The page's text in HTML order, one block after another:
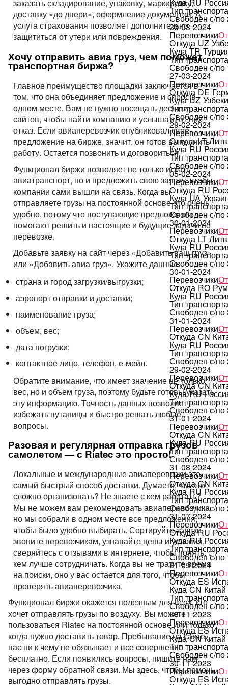
Тип транспорта
Свободен с/по
30-03-2024
Перевозчики
Откуда UZ
Куда TR
Тип транспорта
Свободен с/по
27-03-2024
Перевозчики
Откуда DE
Куда UZ
Тип транспорта
Свободен с/по
29-02-2024
Перевозчики
Откуда LT
Куда RU
Тип транспорта
Свободен с/по
05-02-2024
Перевозчики
Откуда RU
Куда UA
Тип транспорта
Свободен с/по
30-01-2024
Перевозчики
Откуда LT
Куда RU
Тип транспорта
Свободен с/по
30-01-2024
Перевозчики
Откуда RO
Куда RU
Тип транспорта
Свободен с/по
31-01-2024
Перевозчики
Откуда CN
Куда RU
Тип транспорта
Свободен с/по
29-02-2024
Перевозчики
Откуда CN
Куда RU
Тип транспорта
Свободен с/по
31-01-2024
Перевозчики
Откуда CN
Куда RU
Тип транспорта
Свободен с/по
31-08-2024
Перевозчики
Откуда CN
Куда RU
Тип транспорта
Свободен с/по
31-07-2024
Перевозчики
Откуда RU
Куда RU
Тип транспорта
Свободен с/по
31-05-2024
Перевозчики
Откуда ES
Куда CN Китай
Тип транспорта
Свободен с/по
30-11-2023
Перевозчики
Откуда ES
Куда CN Китай
Тип транспорта
Свободен с/по
30-11-2023
Перевозчики
Откуда ES
заказать складирование, упаковку, маркировку,
доставку «до двери», оформление документов. А
услуга страхования позволяет дополнительно
защититься от утери или повреждения.
Хочу отправить авиа груз, чем поможет
транспортная биржа?
Главное преимущество площадки заключается в
том, что она объединяет предложение и спрос в
одном месте. Вам не нужно посещать десятки
сайтов, чтобы найти компанию и услышать от них
отказ. Если авиаперевозчик опубликовал свое
предложение на бирже, значит, он готов выполнить
работу. Остается позвонить и договориться.
Функционал биржи позволяет не только искать
авиатранспорт, но и предложить свою заявку, чтобы
компании сами вышли на связь. Когда вы
отправляете грузы на постоянной основе это очень
удобно, потому что поступающие предложения
помогают решить и настоящие и будущие задачи по
перевозке.
Добавьте заявку на сайт через «Добавить ваш груз»
или «Добавить авиа груз». Укажите данные:
страна и город загрузки/выгрузки;
аэропорт отправки и доставки;
наименование груза;
объем, вес;
дата погрузки;
контактное лицо, телефон, е-мейл.
Обратите внимание, что имеет значение не только
вес, но и объем груза, поэтому будьте готовы указать
эту информацию. Точность данных позволяет
избежать путаницы и быстро решать любые
вопросы.
Разовая и регулярная отправка грузов
самолетом — с Riatec это просто!
Локальные и международные авиаперевозки это
самый быстрый способ доставки. Думаете, что это
сложно организовать? Не знаете с кем работать?
Мы не можем вам рекомендовать авиаперевозчика,
но мы собрали в одном месте все предложения,
чтобы было удобно выбирать. Сортируйте заявки,
звоните перевозчикам, узнавайте цены и условия,
сверяйтесь с отзывами в интернете, чтобы понять, с
кем лучше сотрудничать. Когда вы не тратите время
на поиски, оно у вас остается для того, чтобы
проверять авиаперевозчика.
Функционал биржи окажется полезным для всех, кто
хочет отправлять грузы по воздуху. Вы можете
пользоваться Riatec на постоянной основе или только
когда нужно доставить товар. Пребывание на сайте
вас ни к чему не обязывает и все совершенно
бесплатно. Если появились вопросы, пишите нам
через форму обратной связи. Мы здесь, чтобы помочь
выгодно отправлять грузы.